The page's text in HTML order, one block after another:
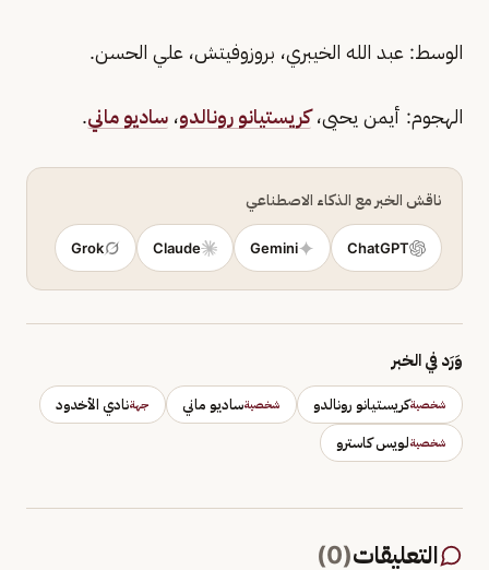
الوسط: عبد الله الخيبري، بروزوفيتش، علي الحسن.
الهجوم: أيمن يحيى،كريستيانو رونالدو، ساديو ماني.
ناقش الخبر مع الذكاء الاصطناعي
ChatGPT
Gemini
Claude
Grok
وَرَد في الخبر
شخصيةكريستيانو رونالدو شخصيةساديو ماني جهةنادي الأخدود
شخصيةلويس كاسترو
التعليقات(
0
)